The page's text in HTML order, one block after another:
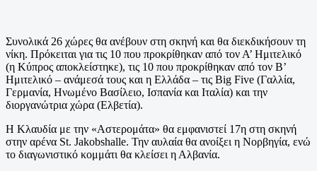
Συνολικά 26 χώρες θα ανέβουν στη σκηνή και θα διεκδικήσουν τη
νίκη. Πρόκειται για τις 10 που προκρίθηκαν από τον Α’ Ημιτελικό
(η Κύπρος αποκλείστηκε), τις 10 που προκρίθηκαν από τον Β’
Ημιτελικό – ανάμεσά τους και η Ελλάδα – τις Big Five (Γαλλία,
Γερμανία, Ηνωμένο Βασίλειο, Ισπανία και Ιταλία) και την
διοργανώτρια χώρα (Ελβετία).
Η Κλαυδία με την «Αστερομάτα» θα εμφανιστεί 17η στη σκηνή
στην αρένα St. Jakobshalle. Την αυλαία θα ανοίξει η Νορβηγία, ενώ
το διαγωνιστικό κομμάτι θα κλείσει η Αλβανία.